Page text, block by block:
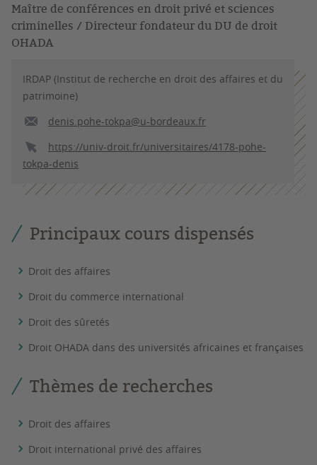
Maître de conférences en droit privé et sciences
criminelles / Directeur fondateur du DU de droit
OHADA
IRDAP (Institut de recherche en droit des affaires et du
patrimoine)
denis.pohe-tokpa@u-bordeaux.fr
https://univ-droit.fr/universitaires/4178-pohe-
tokpa-denis
Principaux cours dispensés
Droit des affaires
Droit du commerce international
Droit des sûretés
Droit OHADA dans des universités africaines et françaises
Thèmes de recherches
Droit des affaires
Droit international privé des affaires